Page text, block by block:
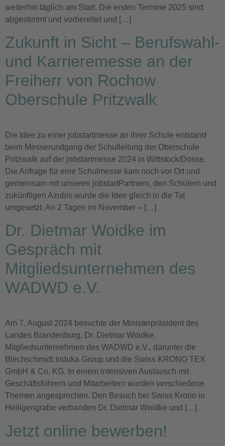
weiterhin täglich am Start. Die ersten Termine 2025 sind
abgestimmt und vorbereitet und […]
Zukunft in Sicht – Berufswahl-
und Karrieremesse an der
Freiherr von Rochow
Oberschule Pritzwalk
Die Idee zu einer jobstartmesse an ihrer Schule entstand
beim Messerundgang der Schulleitung der Oberschule
Pritzwalk auf der jobstartmesse 2024 in Wittstock/Dosse.
Die Anfrage für eine Schulmesse kam noch vor Ort und
gemeinsam mit unseren jobstartPartnern, den Schülern und
zukünftigen Azubis wurde die Idee gleich in die Tat
umgesetzt. An 2 Tagen im November – […]
Dr. Dietmar Woidke im
Gespräch mit
Mitgliedsunternehmen des
WADWD e.V.
Am 7. August 2024 besuchte der Ministerpräsident des
Landes Brandenburg, Dr. Dietmar Woidke,
Mitgliedsunternehmen des WADWD e.V., darunter die
Blechschmidt Induka Group und die Swiss KRONO TEX
GmbH & Co. KG. In einem intensiven Austausch mit
Geschäftsführern und Mitarbeitern wurden verschiedene
Themen angesprochen. Den Besuch bei Swiss Krono in
Heiligengrabe verbanden Dr. Dietmar Woidke und […]
Jetzt online bewerben!